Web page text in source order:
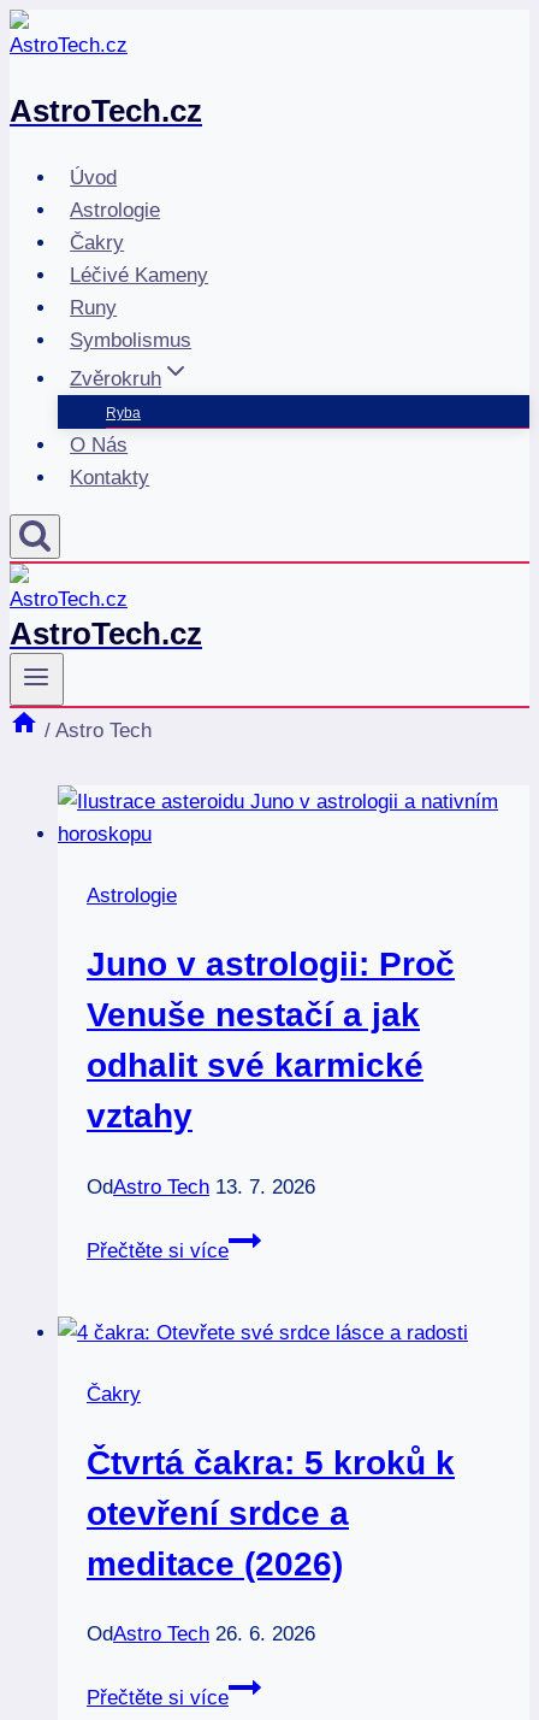
Přeskočit
na
AstroTech.cz
Úvod
Astrologie
Čakry
Léčivé Kameny
Runy
Symbolismus
Zvěrokruh
Ryba
O Nás
Kontakty
AstroTech.cz
/ Astro Tech
Astrologie
Juno v astrologii: Proč
Venuše nestačí a jak
odhalit své karmické
vztahy
OdAstro Tech 13. 7. 2026
Přečtěte si více
Juno
Proč
jak
odhalit
své
karmické
Čakry
Čtvrtá čakra: 5 kroků k
otevření srdce a
meditace (2026)
OdAstro Tech 26. 6. 2026
Přečtěte si více
Čtvrtá